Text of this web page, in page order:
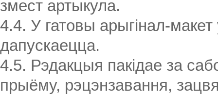
змест артыкула.
4.4. У гатовы арыгінал-
дапускаецца.
4.5. Рэдакцыя пакідае за
прыёму, рэцэнзавання,